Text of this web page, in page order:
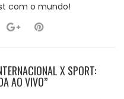
com o mundo!
X SPORT:
AO VIVO”